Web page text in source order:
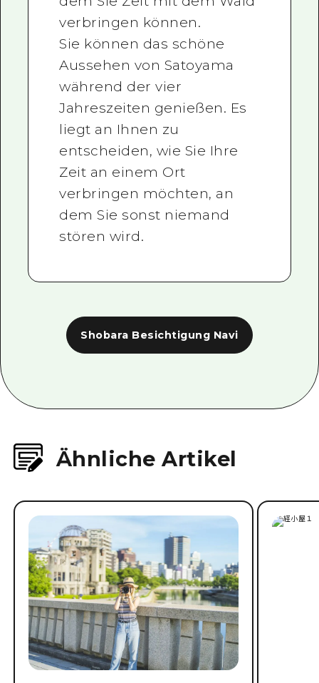
verbringen können.
Sie können das schöne
Aussehen von Satoyama
während der vier
Jahreszeiten genießen. Es
liegt an Ihnen zu
entscheiden, wie Sie Ihre
Zeit an einem Ort
verbringen möchten, an
dem Sie sonst niemand
stören wird.
Shobara Besichtigung Navi
Ähnliche Artikel